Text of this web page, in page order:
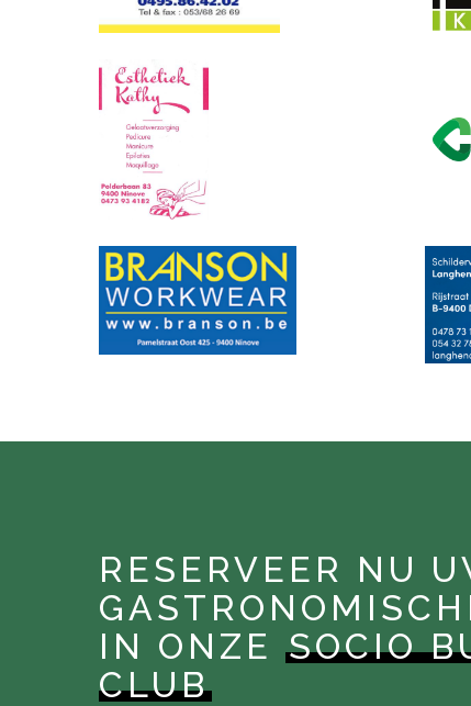
RESERVEER NU
IN ONZESOCIO
CLUB